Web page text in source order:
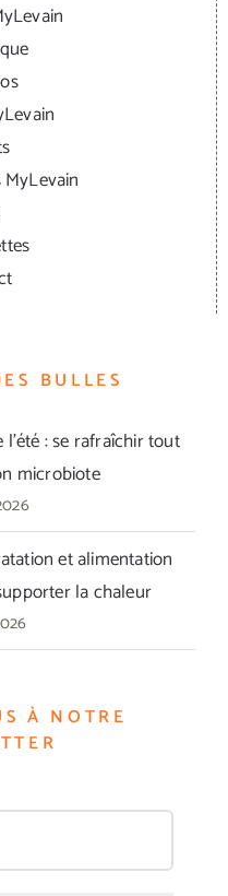
BULLES
: se rafraîchir tout
microbiote
et alimentation
la chaleur
À NOTRE